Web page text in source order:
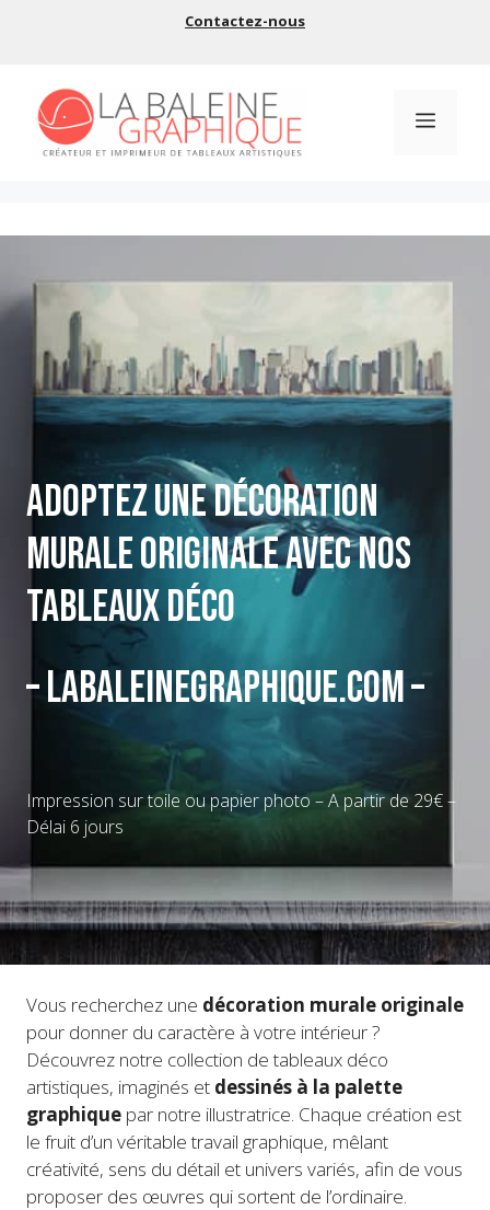
Contactez-nous
Menu
Adoptez une décoration
murale originale avec nos
tableaux déco
– Labaleinegraphique.com –
Impression sur toile ou papier photo – A partir de 29€ –
Délai 6 jours
Vous recherchez une décoration murale originale
pour donner du caractère à votre intérieur ?
Découvrez notre collection de tableaux déco
artistiques, imaginés et dessinés à la palette
graphique par notre illustratrice. Chaque création est
le fruit d’un véritable travail graphique, mêlant
créativité, sens du détail et univers variés, afin de vous
proposer des œuvres qui sortent de l’ordinaire.